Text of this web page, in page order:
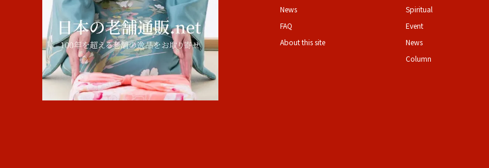
News
FAQ
About this site
Spiritual
Event
News
Column